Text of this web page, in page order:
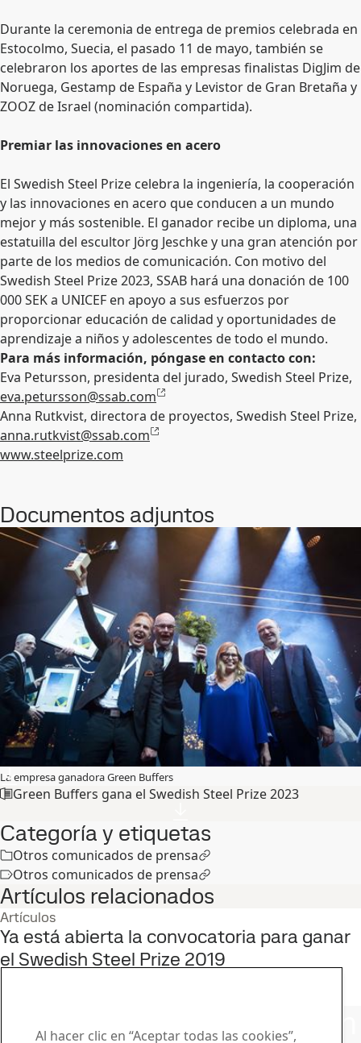
Durante la ceremonia de entrega de premios celebrada en
Estocolmo, Suecia, el pasado 11 de mayo, también se
celebraron los aportes de las empresas finalistas DigJim de
Noruega, Gestamp de España y Levistor de Gran Bretaña y
ZOOZ de Israel (nominación compartida).
Premiar las innovaciones en acero
El Swedish Steel Prize celebra la ingeniería, la cooperación
y las innovaciones en acero que conducen a un mundo
mejor y más sostenible. El ganador recibe un diploma, una
estatuilla del escultor Jörg Jeschke y una gran atención por
parte de los medios de comunicación. Con motivo del
Swedish Steel Prize 2023, SSAB hará una donación de 100
000 SEK a UNICEF en apoyo a sus esfuerzos por
proporcionar educación de calidad y oportunidades de
aprendizaje a niños y adolescentes de todo el mundo.
Para más información, póngase en contacto con:
Eva Petursson, presidenta del jurado, Swedish Steel Prize,
eva.petursson@ssab.com
Anna Rutkvist, directora de proyectos, Swedish Steel Prize,
anna.rutkvist@ssab.com
www.steelprize.com
Documentos adjuntos
La empresa ganadora Green Buffers
Green Buffers gana el Swedish Steel Prize 2023
Categoría y etiquetas
Otros comunicados de prensa
Otros comunicados de prensa
Artículos relacionados
Artículos
Ya está abierta la convocatoria para ganar
el Swedish Steel Prize 2019
Póngase en contacto con
Al hacer clic en “Aceptar todas las cookies”,